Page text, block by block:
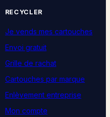
RECYCLER
Je vends mes cartouches
Envoi gratuit
Grille de rachat
Cartouches par marque
Enlèvement entreprise
Mon compte